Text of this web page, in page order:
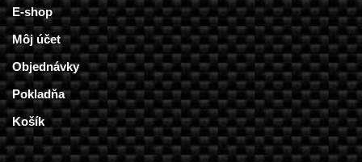
E-shop
Môj účet
Objednávky
Pokladňa
Košík